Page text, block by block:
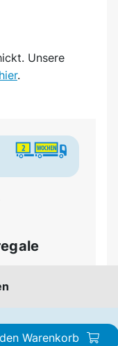
Unsere
hier.
Warenkorb